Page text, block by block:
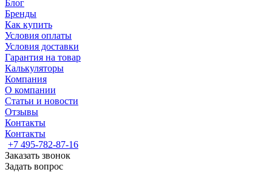
Блог
Бренды
Как купить
Условия оплаты
Условия доставки
Гарантия на товар
Калькуляторы
Компания
О компании
Статьи и новости
Отзывы
Контакты
Контакты
+7 495-782-87-16
Заказать звонок
Задать вопрос